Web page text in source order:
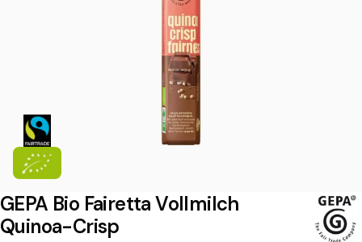
r
e
GEPA Bio Fairetta Vollmilch
Quinoa-Crisp